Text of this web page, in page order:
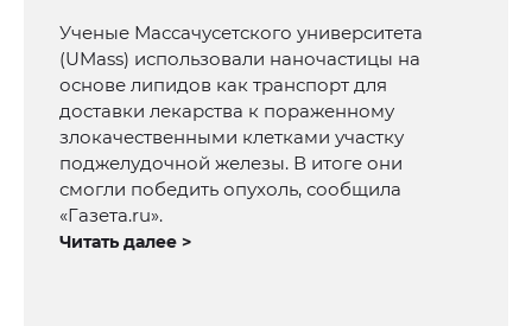
Ученые Массачусетского университета
(UMass) использовали наночастицы на
основе липидов как транспорт для
доставки лекарства к пораженному
злокачественными клетками участку
поджелудочной железы. В итоге они
смогли победить опухоль, сообщила
«Газета.ru».
Читать далее >